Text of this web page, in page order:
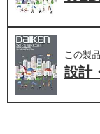
この製
設計